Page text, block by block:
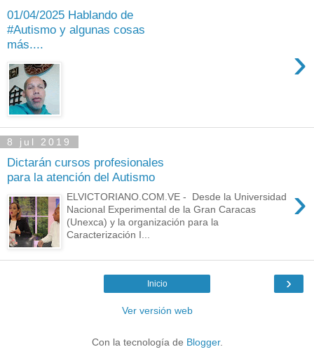
01/04/2025 Hablando de
#Autismo y algunas cosas
más....
›
8 jul 2019
Dictarán cursos profesionales
para la atención del Autismo
›
ELVICTORIANO.COM.VE - Desde la Universidad
Nacional Experimental de la Gran Caracas
(Unexca) y la organización para la
Caracterización I...
›
Inicio
Ver versión web
Con la tecnología de Blogger.